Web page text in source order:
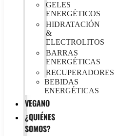
GELES
ENERGÉTICOS
HIDRATACIÓN
&
ELECTROLITOS
BARRAS
ENERGÉTICAS
RECUPERADORES
BEBIDAS
ENERGÉTICAS
VEGANO
¿QUIÉNES
SOMOS?